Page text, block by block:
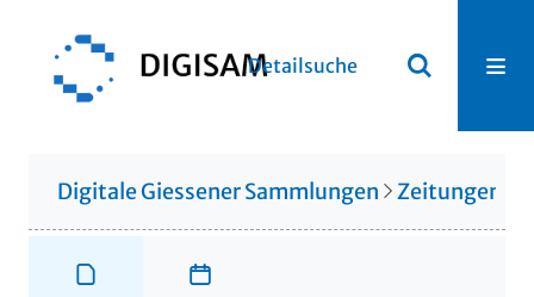
Detailsuche
Digitale Giessener Sammlungen Zeitungen